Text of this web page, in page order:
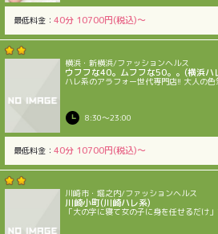
最低料金： 40分 10700円(税込)〜
横浜・新横浜/ファッションヘルス
ウフフな40。ムフフな50。。(横浜ハ
ハレ系のアラフォー世代専門店!! 大人の
8:30〜23:00
最低料金： 40分 10700円(税込)〜
川崎市・堀之内/ファッションヘルス
川崎小町(川崎ハレ系)
「大の字に寝て女の子に身を任せるだけ